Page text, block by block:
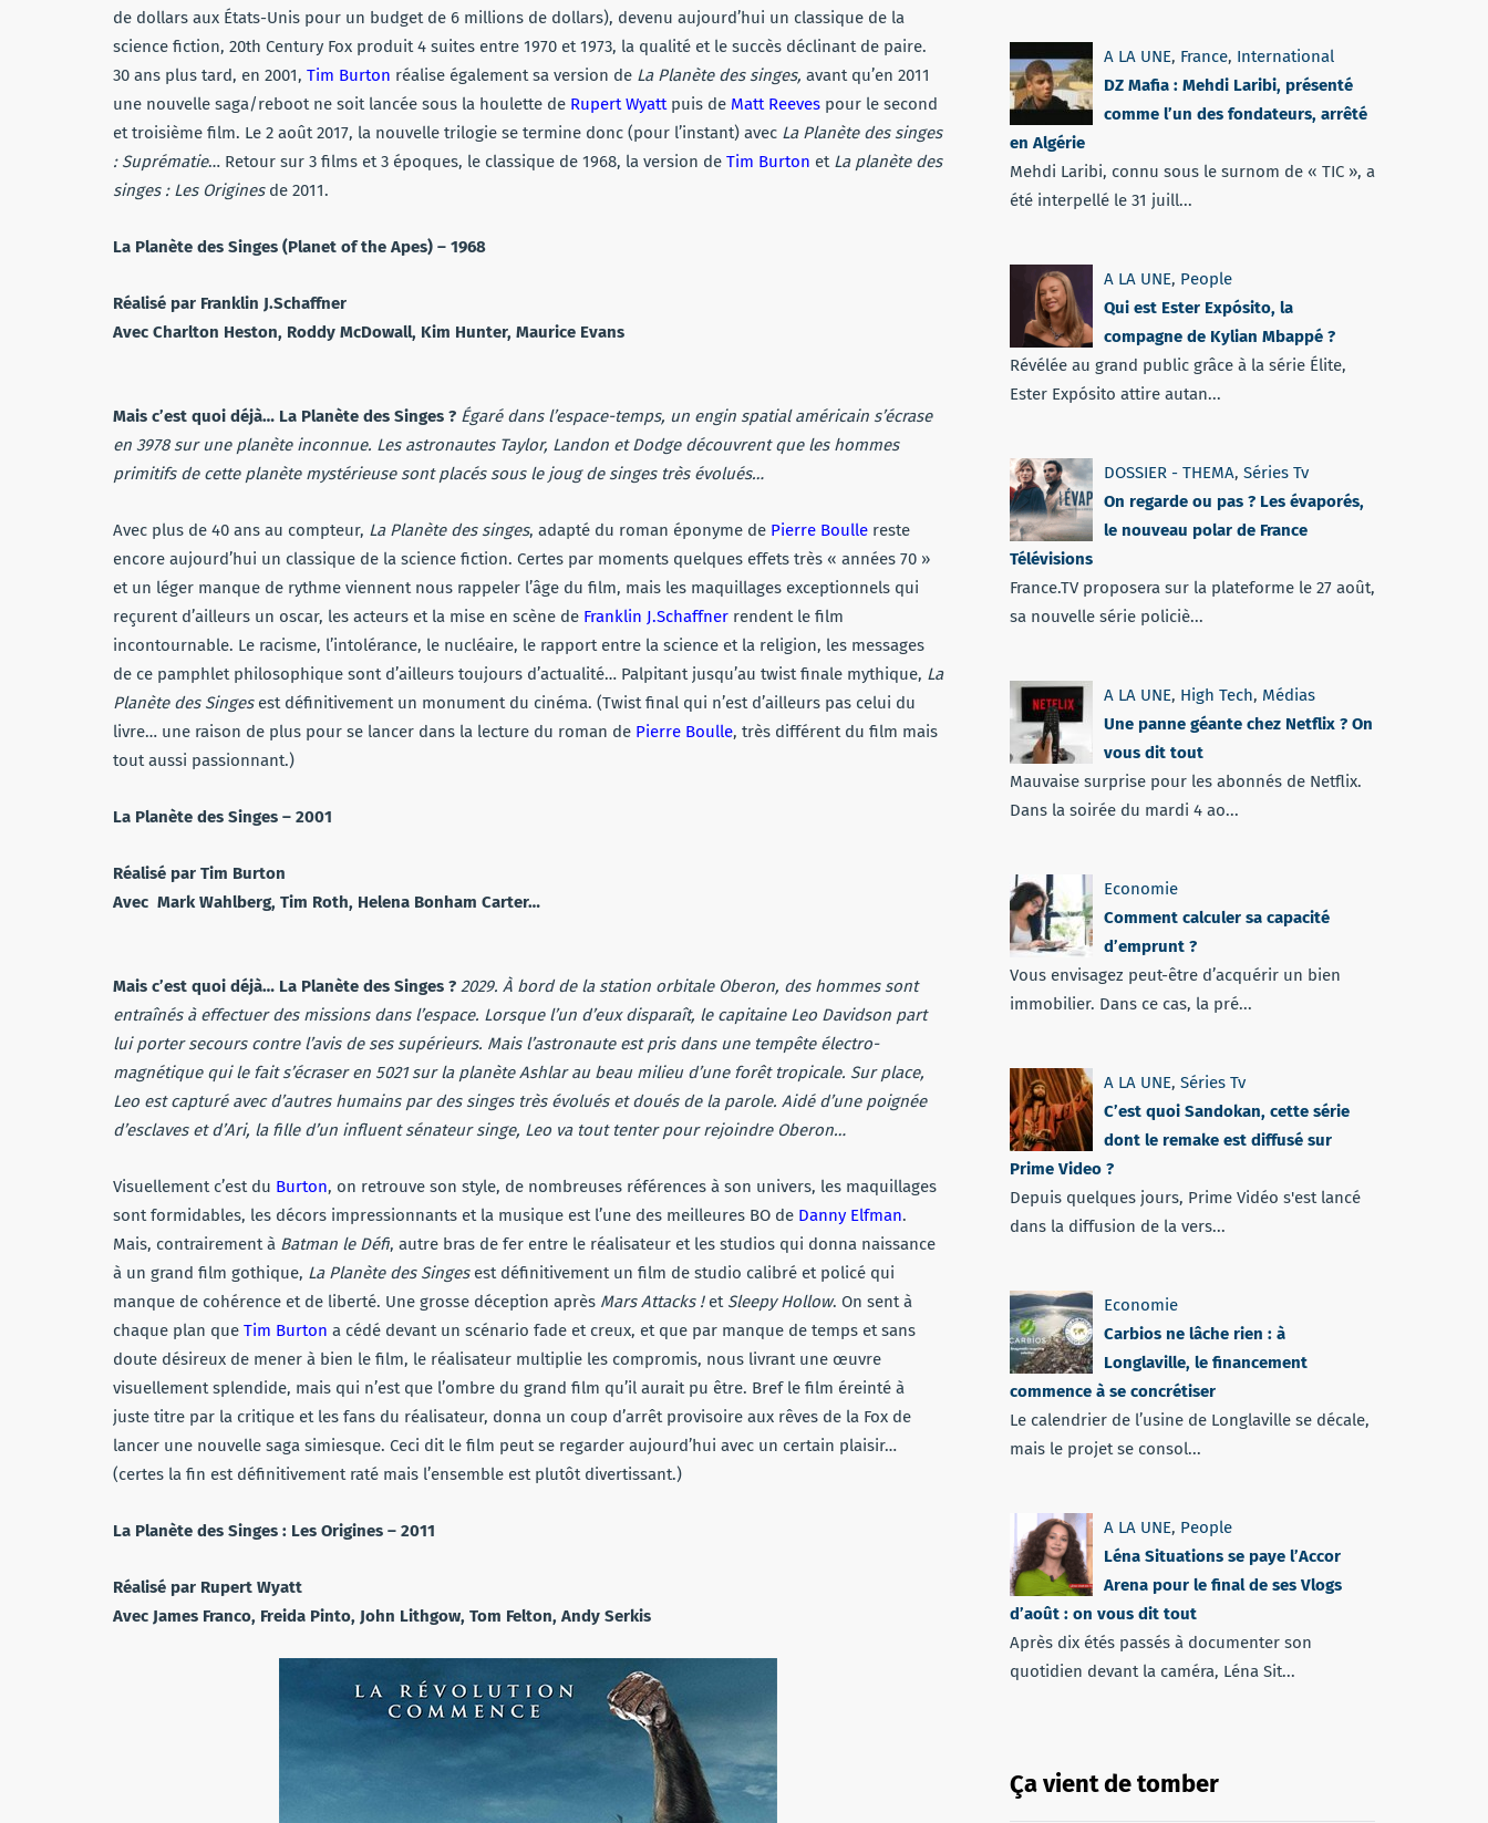
de dollars aux États-Unis pour un budget de 6 millions de dollars), devenu aujourd’hui un classique de la
science fiction, 20th Century Fox produit 4 suites entre 1970 et 1973, la qualité et le succès déclinant de paire.
30 ans plus tard, en 2001, Tim Burton réalise également sa version de La Planète des singes, avant qu’en 2011
une nouvelle saga/reboot ne soit lancée sous la houlette de Rupert Wyatt puis de Matt Reeves pour le second
et troisième film. Le 2 août 2017, la nouvelle trilogie se termine donc (pour l’instant) avec La Planète des singes
: Suprématie… Retour sur 3 films et 3 époques, le classique de 1968, la version de Tim Burton et La planète des
singes : Les Originesde 2011.
La Planète des Singes (Planet of the Apes) – 1968
Réalisé par Franklin J.Schaffner
Avec Charlton Heston, Roddy McDowall, Kim Hunter, Maurice Evans
Mais c’est quoi déjà… La Planète des Singes ? Égaré dans l’espace-temps, un engin spatial américain s’écrase
en 3978 sur une planète inconnue. Les astronautes Taylor, Landon et Dodge découvrent que les hommes
primitifs de cette planète mystérieuse sont placés sous le joug de singes très évolués…
Avec plus de 40 ans au compteur, La Planète des singes, adapté du roman éponyme de Pierre Boulle reste
encore aujourd’hui un classique de la science fiction. Certes par moments quelques effets très « années 70 »
et un léger manque de rythme viennent nous rappeler l’âge du film, mais les maquillages exceptionnels qui
reçurent d’ailleurs un oscar, les acteurs et la mise en scène de Franklin J.Schaffner rendent le film
incontournable. Le racisme, l’intolérance, le nucléaire, le rapport entre la science et la religion, les messages
de ce pamphlet philosophique sont d’ailleurs toujours d’actualité… Palpitant jusqu’au twist finale mythique, La
Planète des Singesest définitivement un monument du cinéma. (Twist final qui n’est d’ailleurs pas celui du
livre… une raison de plus pour se lancer dans la lecture du roman de Pierre Boulle, très différent du film mais
tout aussi passionnant.)
La Planète des Singes – 2001
Réalisé par Tim Burton
Avec Mark Wahlberg, Tim Roth, Helena Bonham Carter…
Mais c’est quoi déjà… La Planète des Singes ? 2029. À bord de la station orbitale Oberon, des hommes sont
entraînés à effectuer des missions dans l’espace. Lorsque l’un d’eux disparaît, le capitaine Leo Davidson part
lui porter secours contre l’avis de ses supérieurs. Mais l’astronaute est pris dans une tempête électro-
magnétique qui le fait s’écraser en 5021 sur la planète Ashlar au beau milieu d’une forêt tropicale. Sur place,
Leo est capturé avec d’autres humains par des singes très évolués et doués de la parole. Aidé d’une poignée
d’esclaves et d’Ari, la fille d’un influent sénateur singe, Leo va tout tenter pour rejoindre Oberon…
Visuellement c’est du Burton, on retrouve son style, de nombreuses références à son univers, les maquillages
sont formidables, les décors impressionnants et la musique est l’une des meilleures BO de Danny Elfman.
Mais, contrairement à Batman le Défi, autre bras de fer entre le réalisateur et les studios qui donna naissance
à un grand film gothique, La Planète des Singesest définitivement un film de studio calibré et policé qui
manque de cohérence et de liberté. Une grosse déception après Mars Attacks !et Sleepy Hollow. On sent à
chaque plan que Tim Burton a cédé devant un scénario fade et creux, et que par manque de temps et sans
doute désireux de mener à bien le film, le réalisateur multiplie les compromis, nous livrant une œuvre
visuellement splendide, mais qui n’est que l’ombre du grand film qu’il aurait pu être. Bref le film éreinté à
juste titre par la critique et les fans du réalisateur, donna un coup d’arrêt provisoire aux rêves de la Fox de
lancer une nouvelle saga simiesque. Ceci dit le film peut se regarder aujourd’hui avec un certain plaisir…
(certes la fin est définitivement raté mais l’ensemble est plutôt divertissant.)
La Planète des Singes : Les Origines – 2011
Réalisé par Rupert Wyatt
Avec James Franco, Freida Pinto, John Lithgow, Tom Felton, Andy Serkis
A LA UNE, France, International
DZ Mafia : Mehdi Laribi, présenté
comme l’un des fondateurs, arrêté
en Algérie
Mehdi Laribi, connu sous le surnom de « TIC », a
été interpellé le 31 juill...
A LA UNE, People
Qui est Ester Expósito, la
compagne de Kylian Mbappé ?
Révélée au grand public grâce à la série Élite,
Ester Expósito attire autan...
DOSSIER - THEMA, Séries Tv
On regarde ou pas ? Les évaporés,
le nouveau polar de France
Télévisions
France.TV proposera sur la plateforme le 27 août,
sa nouvelle série policiè...
A LA UNE, High Tech, Médias
Une panne géante chez Netflix ? On
vous dit tout
Mauvaise surprise pour les abonnés de Netflix.
Dans la soirée du mardi 4 ao...
Economie
Comment calculer sa capacité
d’emprunt ?
Vous envisagez peut-être d’acquérir un bien
immobilier. Dans ce cas, la pré...
A LA UNE, Séries Tv
C’est quoi Sandokan, cette série
dont le remake est diffusé sur
Prime Video ?
Depuis quelques jours, Prime Vidéo s'est lancé
dans la diffusion de la vers...
Economie
Carbios ne lâche rien : à
Longlaville, le financement
commence à se concrétiser
Le calendrier de l’usine de Longlaville se décale,
mais le projet se consol...
A LA UNE, People
Léna Situations se paye l’Accor
Arena pour le final de ses Vlogs
d’août : on vous dit tout
Après dix étés passés à documenter son
quotidien devant la caméra, Léna Sit...
Ça vient de tomber